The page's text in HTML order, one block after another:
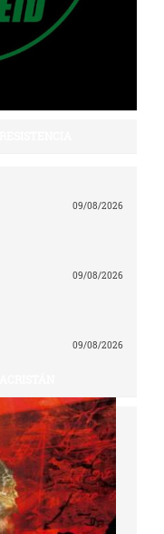
09/08/2026
09/08/2026
09/08/2026